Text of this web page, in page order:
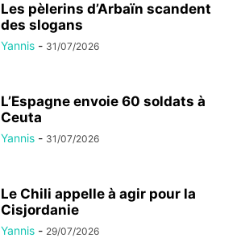
Les pèlerins d’Arbaïn scandent
des slogans
Yannis - 31/07/2026
L’Espagne envoie 60 soldats à
Ceuta
Yannis - 31/07/2026
Le Chili appelle à agir pour la
Cisjordanie
Yannis - 29/07/2026